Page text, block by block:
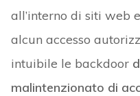
all’interno di siti web
alcun accesso
intuibile le backdoor
malintenzionato di